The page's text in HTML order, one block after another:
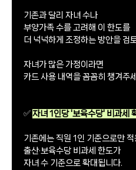
기존과 달리 자녀 수나
부양가족 수를 고려해 이 한도를
더 넉넉하게 조정하는 방안을 검
자녀가 많은 가정이라면
카드 사용 내역을 꼼꼼히 챙겨주
✅자녀 1인당 '보육수당' 비과세
기존에는 직원 1인 기준으로만
출산·보육수당 비과세 한도가
자녀 수 기준으로 확대됩니다.